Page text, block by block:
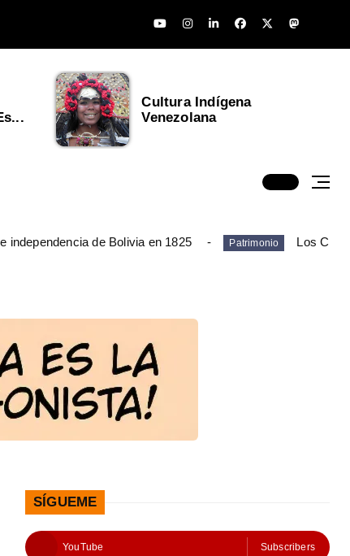
Cultura Indígena
Venezolana
independencia de Bolivia en 1825 Patrimonio Los
SÍGUEME
YouTube Subscribers